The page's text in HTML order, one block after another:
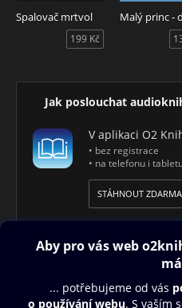
Anna Karenina - tragický
Spalovač mrtvol
199 Kč
Jak poslouchat
V aplikaci O2
• bez registrace
• na telefonu i
STÁHNOUT ZDARMA
Obsah ke stažení